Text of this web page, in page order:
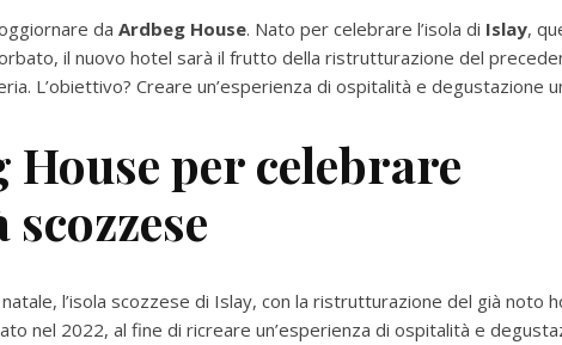
da Ardbeg House. Nato per celebrare l’isola di Islay,
il nuovo hotel sarà il frutto della ristrutturazione del
L’obiettivo? Creare un’esperienza di ospitalità e degustazione
House per celebrare
l’isola scozzese di Islay, con la ristrutturazione del già noto
nel 2022, al fine di ricreare un’esperienza di ospitalità e